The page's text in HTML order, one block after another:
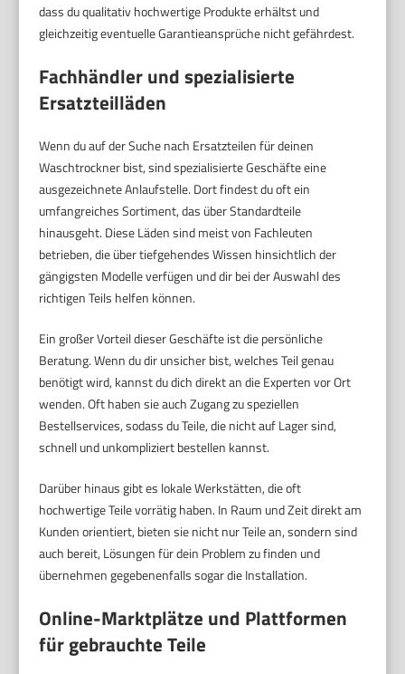
dass du qualitativ hochwertige Produkte erhältst und
gleichzeitig eventuelle Garantieansprüche nicht gefährdest.
Fachhändler und spezialisierte
Ersatzteilläden
Wenn du auf der Suche nach Ersatzteilen für deinen
Waschtrockner bist, sind spezialisierte Geschäfte eine
ausgezeichnete Anlaufstelle. Dort findest du oft ein
umfangreiches Sortiment, das über Standardteile
hinausgeht. Diese Läden sind meist von Fachleuten
betrieben, die über tiefgehendes Wissen hinsichtlich der
gängigsten Modelle verfügen und dir bei der Auswahl des
richtigen Teils helfen können.
Ein großer Vorteil dieser Geschäfte ist die persönliche
Beratung. Wenn du dir unsicher bist, welches Teil genau
benötigt wird, kannst du dich direkt an die Experten vor Ort
wenden. Oft haben sie auch Zugang zu speziellen
Bestellservices, sodass du Teile, die nicht auf Lager sind,
schnell und unkompliziert bestellen kannst.
Darüber hinaus gibt es lokale Werkstätten, die oft
hochwertige Teile vorrätig haben. In Raum und Zeit direkt am
Kunden orientiert, bieten sie nicht nur Teile an, sondern sind
auch bereit, Lösungen für dein Problem zu finden und
übernehmen gegebenenfalls sogar die Installation.
Online-Marktplätze und Plattformen
für gebrauchte Teile